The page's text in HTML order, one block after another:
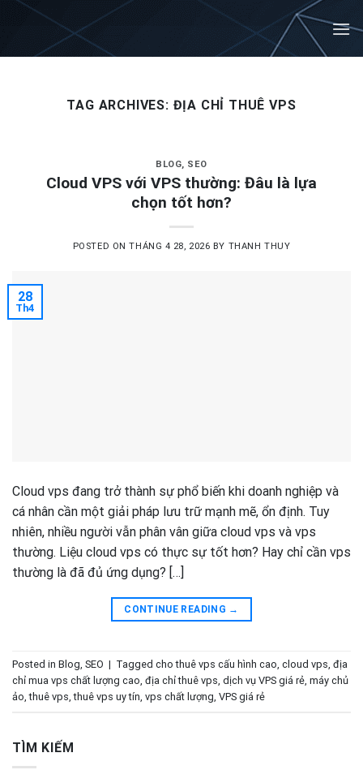
Skip
content
TAG ARCHIVES: ĐỊA CHỈ THUÊ VPS
BLOG, SEO
Cloud VPS với VPS thường: Đâu là lựa
chọn tốt hơn?
POSTED ONTHÁNG 4 28, 2026 BY THANH THUY
28
Th4
Cloud vps đang trở thành sự phổ biến khi doanh nghiệp và
cá nhân cần một giải pháp lưu trữ mạnh mẽ, ổn định. Tuy
nhiên, nhiều người vẫn phân vân giữa cloud vps và vps
thường. Liệu cloud vps có thực sự tốt hơn? Hay chỉ cần vps
thường là đã đủ ứng dụng? […]
CONTINUE READING →
Posted in Blog, SEO | Tagged cho thuê vps cấu hình cao, cloud vps, địa
chỉ mua vps chất lượng cao, địa chỉ thuê vps, dịch vụ VPS giá rẻ, máy chủ
ảo,thuê vps,thuê vps uy tín, vps chất lượng, VPS giá rẻ
TÌM KIẾM